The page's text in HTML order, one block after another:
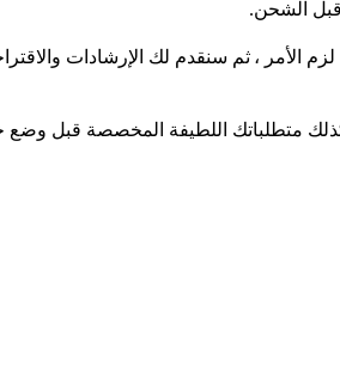
قبل الشحن.
الأمر ، ثم سنقدم لك الإرشادات
متطلباتك اللطيفة المخصصة قبل